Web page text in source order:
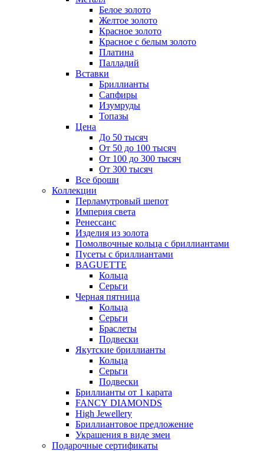
Белое золото
Желтое золото
Красное золото
Красное с белым золото
Платина
Палладий
Вставки
Бриллианты
Сапфиры
Изумруды
Топазы
Цена
До 50 тысяч
От 50 до 100 тысяч
От 100 до 300 тысяч
От 300 тысяч
Все броши
Коллекции
Перламутровый шепот
Империя света
Ренессанс
Изделия из золота
Помолвочные кольца с бриллиантами
Пусеты с бриллиантами
BAGUETTE
Кольца
Серьги
Черная пятница
Кольца
Серьги
Браслеты
Подвески
Якутские бриллианты
Кольца
Серьги
Подвески
Бриллианты от 1 карата
FANCY DIAMONDS
High Jewellery
Бриллиантовое предложение
Украшения в виде змеи
Подарочные сертификаты